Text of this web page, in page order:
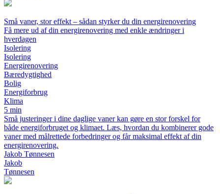
Små vaner, stor effekt – sådan styrker du din energirenovering
Få mere ud af din energirenovering med enkle ændringer i
hverdagen
Isolering
Isolering
Energirenovering
Bæredygtighed
Bolig
Energiforbrug
Klima
5 min
Små justeringer i dine daglige vaner kan gøre en stor forskel for
både energiforbruget og klimaet. Læs, hvordan du kombinerer gode
vaner med målrettede forbedringer og får maksimal effekt af din
energirenovering.
Jakob Tønnesen
Jakob
Tønnesen